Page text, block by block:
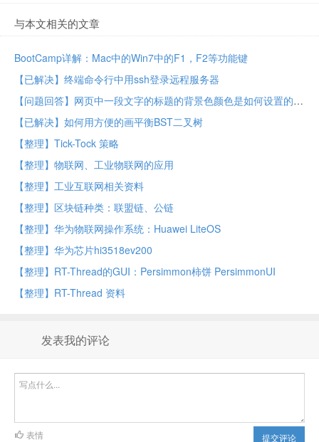
与本文相关的文章
BootCamp详解：Mac中的Win7中的F1，F2等功能键
【已解决】终端命令行中用ssh登录远程服务器
【问题回答】网页中一段文字的标题的背景色颜色是如何设置的
【已解决】如何用方便的画平衡BST二叉树
【整理】Tick-Tock 策略
【整理】物联网、工业物联网的应用
【整理】工业互联网相关资料
【整理】区块链种类：联盟链、公链
【整理】华为物联网操作系统：Huawei LiteOS
【整理】华为芯片hi3518ev200
【整理】RT-Thread的GUI：Persimmon柿饼 PersimmonUI
【整理】RT-Thread 资料
发表我的评论
提交评论
表情